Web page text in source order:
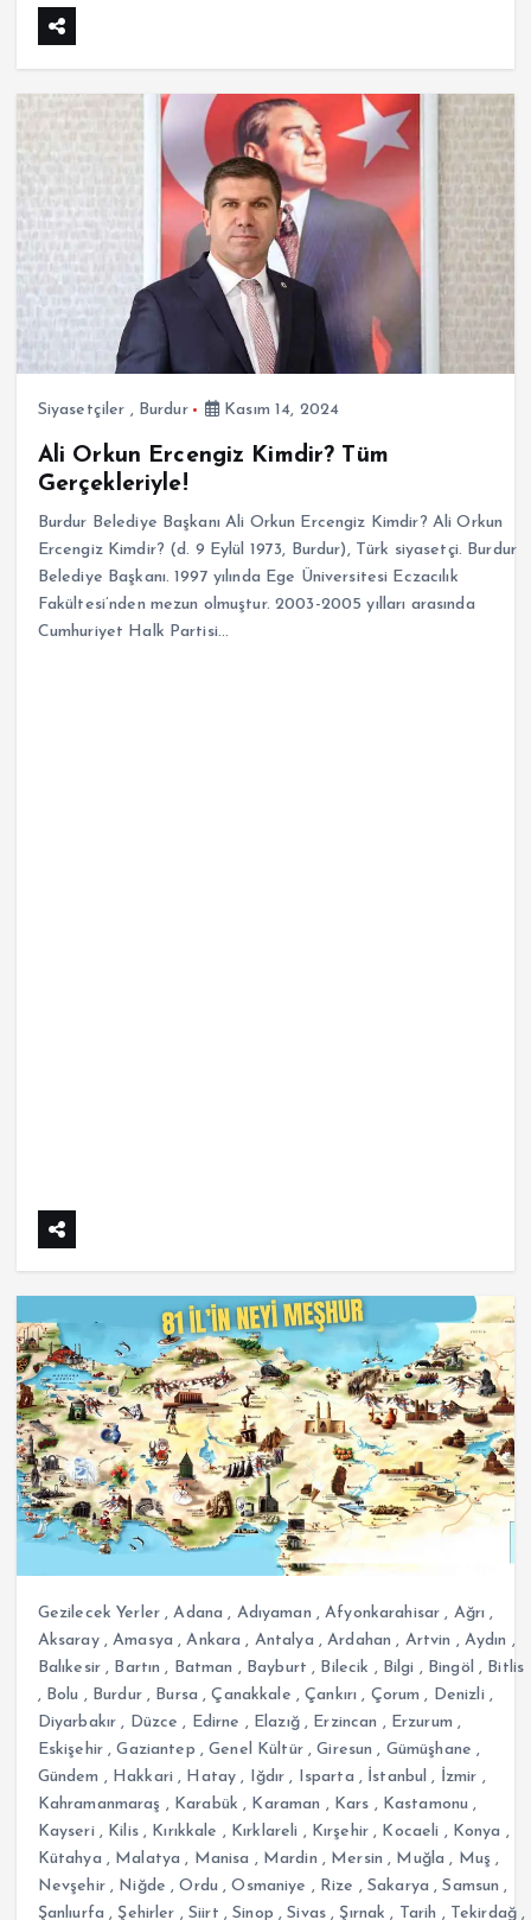
Siyasetçiler , Burdur Kasım 14, 2024
Ali Orkun Ercengiz Kimdir? Tüm
Gerçekleriyle!
Burdur Belediye Başkanı Ali Orkun Ercengiz Kimdir? Ali Orkun
Ercengiz Kimdir? (d. 9 Eylül 1973, Burdur), Türk siyasetçi. Burdur
Belediye Başkanı. 1997 yılında Ege Üniversitesi Eczacılık
Fakültesi’nden mezun olmuştur. 2003-2005 yılları arasında
Cumhuriyet Halk Partisi…
Gezilecek Yerler,Adana , Adıyaman ,Afyonkarahisar , Ağrı ,
Aksaray,Amasya ,Ankara , Antalya ,Ardahan , Artvin , Aydın ,
Balıkesir, Bartın , Batman , Bayburt , Bilecik , Bilgi , Bingöl , Bitlis
, Bolu , Burdur, Bursa ,Çanakkale ,Çankırı , Çorum , Denizli ,
Diyarbakır , Düzce , Edirne , Elazığ, Erzincan , Erzurum ,
Eskişehir,Gaziantep ,Genel Kültür,Giresun , Gümüşhane ,
Gündem , Hakkari , Hatay , Iğdır , Isparta , İstanbul , İzmir ,
Kahramanmaraş , Karabük , Karaman , Kars , Kastamonu ,
Kayseri , Kilis, Kırıkkale , Kırklareli , Kırşehir, Kocaeli , Konya ,
Kütahya , Malatya , Manisa , Mardin , Mersin , Muğla , Muş ,
Nevşehir, Niğde ,Ordu ,Osmaniye , Rize ,Sakarya ,Samsun ,
Şanlıurfa , Şehirler , Siirt ,Sinop ,Sivas , Şırnak , Tarih , Tekirdağ ,